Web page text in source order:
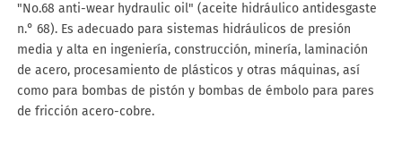
"No.68 anti-wear hydraulic oil" (aceite hidráulico antidesgaste
n.° 68). Es adecuado para sistemas hidráulicos de presión
media y alta en ingeniería, construcción, minería, laminación
de acero, procesamiento de plásticos y otras máquinas, así
como para bombas de pistón y bombas de émbolo para pares
de fricción acero-cobre.